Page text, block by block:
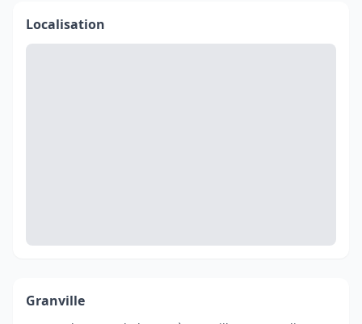
Localisation
Granville